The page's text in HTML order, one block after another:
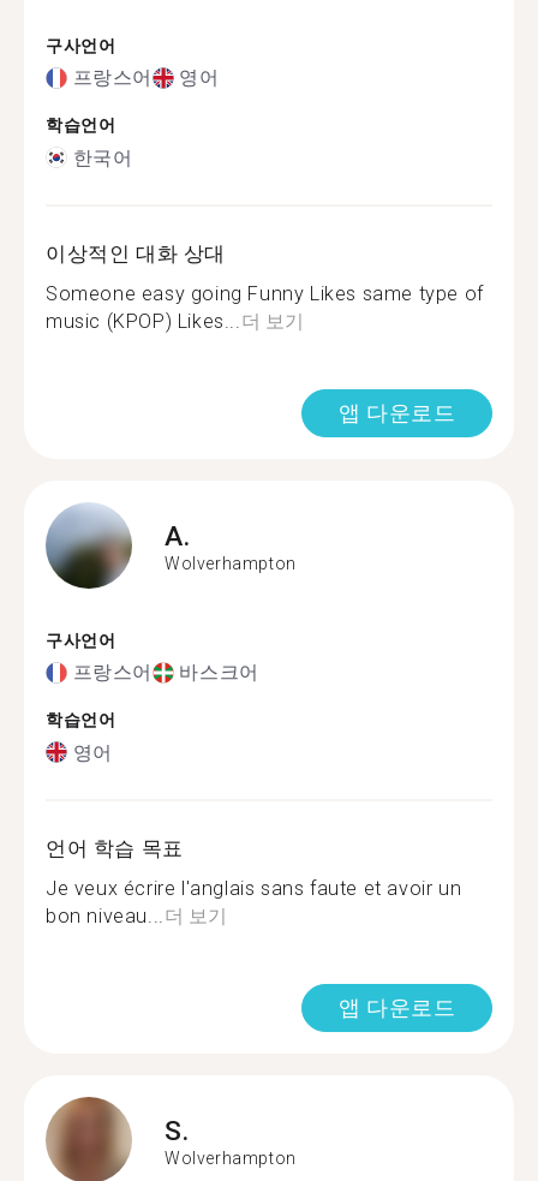
구사언어
프랑스어 영어
학습언어
한국어
이상적인 대화 상대
Someone easy going Funny Likes same type of
music (KPOP) Likes... 더 보기
앱 다운로드
A.
Wolverhampton
구사언어
프랑스어 바스크어
학습언어
영어
언어 학습 목표
Je veux écrire l'anglais sans faute et avoir un
bon niveau... 더 보기
앱 다운로드
S.
Wolverhampton